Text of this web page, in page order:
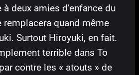
deux amies d’enfance du
remplacera quand même
Surtout Hiroyuki, en fait.
terrible dans To
contre les « atouts » de